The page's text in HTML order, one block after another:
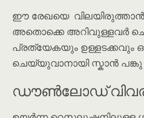
ഈ രേഖയെ
അതൊക്കെ അറിവുള്ളവർ
പ്രത്യേകയും ഉള്ളടക്കവും
ചെയ്യുവാനായി സ്കാൻ
ഡൗൺലോഡ്